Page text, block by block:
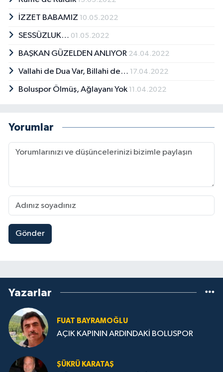
İZZET BABAMIZ 10.05.2022
SESSÜZLUK… 01.05.2022
BAŞKAN GÜZELDEN ANLIYOR 24.04.2022
Vallahi de Dua Var, Billahi de… 17.04.2022
Boluspor Ölmüş, Ağlayanı Yok 11.04.2022
Yorumlar
Gönder
Yazarlar
FUAT BAYRAMOĞLU
AÇIK KAPININ ARDINDAKİ BOLUSPOR
ŞÜKRÜ KARATAŞ